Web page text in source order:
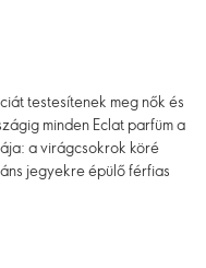
testesítenek meg nők és
minden Eclat parfüm a
a virágcsokrok köré
jegyekre épülő férfias